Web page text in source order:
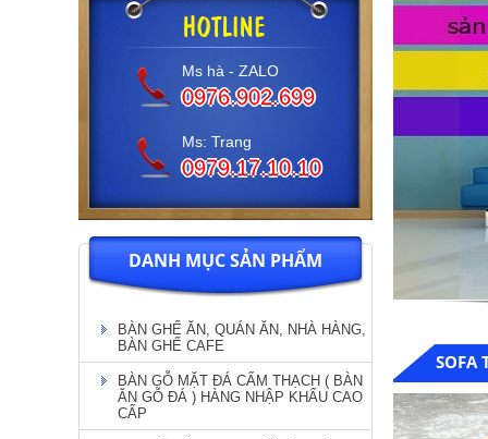
Ms hà - ZALO
0976.902.699
Ms: Trang
0979.17.10.10
DANH MỤC SẢN PHẨM
BÀN GHẾ ĂN, QUÁN ĂN, NHÀ HÀNG,
BÀN GHẾ CAFE
BÀN GỖ MẶT ĐÁ CẨM THẠCH ( BÀN
ĂN GỖ ĐÁ ) HÀNG NHẬP KHẨU CAO
CẤP
SOFA